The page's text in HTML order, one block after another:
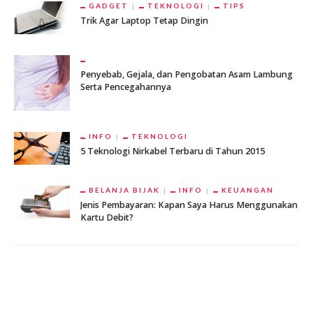
GADGET TEKNOLOGI TIPS
Trik Agar Laptop Tetap Dingin
Penyebab, Gejala, dan Pengobatan Asam Lambung
Serta Pencegahannya
INFO TEKNOLOGI
5 Teknologi Nirkabel Terbaru di Tahun 2015
BELANJA BIJAK INFO KEUANGAN
Jenis Pembayaran: Kapan Saya Harus Menggunakan
Kartu Debit?